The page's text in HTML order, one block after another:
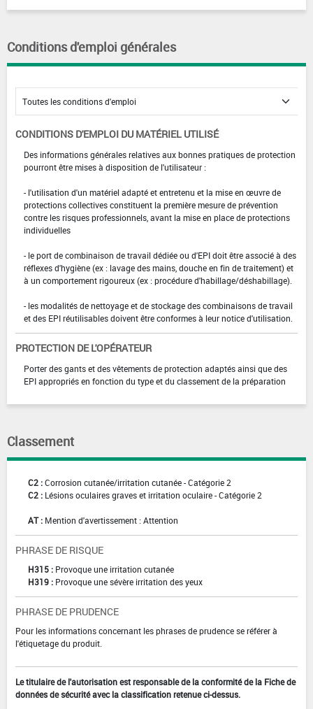
Conditions d'emploi générales
CONDITIONS D'EMPLOI DU MATÉRIEL UTILISÉ
Des informations générales relatives aux bonnes pratiques de protection
pourront être mises à disposition de l'utilisateur :
- l'utilisation d'un matériel adapté et entretenu et la mise en œuvre de
protections collectives constituent la première mesure de prévention
contre les risques professionnels, avant la mise en place de protections
individuelles
- le port de combinaison de travail dédiée ou d'EPI doit être associé à des
réflexes d'hygiène (ex : lavage des mains, douche en fin de traitement) et
à un comportement rigoureux (ex : procédure d'habillage/déshabillage).
- les modalités de nettoyage et de stockage des combinaisons de travail
et des EPI réutilisables doivent être conformes à leur notice d'utilisation.
PROTECTION DE L'OPÉRATEUR
Porter des gants et des vêtements de protection adaptés ainsi que des
EPI appropriés en fonction du type et du classement de la préparation
Classement
C2 :Corrosion cutanée/irritation cutanée - Catégorie 2
C2 : Lésions oculaires graves et irritation oculaire - Catégorie 2
AT : Mention d'avertissement : Attention
PHRASE DE RISQUE
H315 : Provoque une irritation cutanée
H319 : Provoque une sévère irritation des yeux
PHRASE DE PRUDENCE
Pour les informations concernant les phrases de prudence se référer à
l'étiquetage du produit.
Le titulaire de l'autorisation est responsable de la conformité de la Fiche de
données de sécurité avec la classification retenue ci-dessus.